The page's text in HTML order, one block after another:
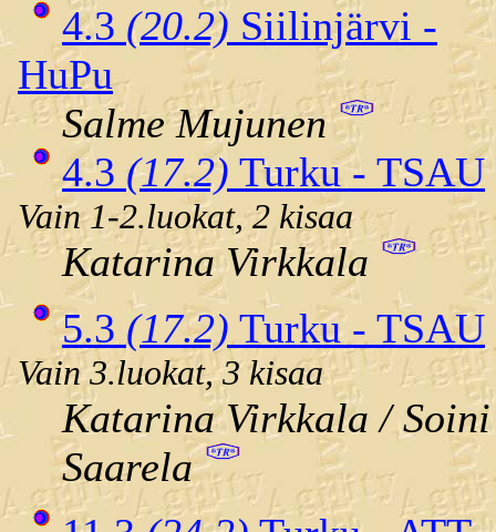
4.3 (20.2) Siilinjärvi -
HuPu
Salme Mujunen
4.3 (17.2) Turku - TSAU
Vain 1-2.luokat, 2 kisaa
Katarina Virkkala
5.3 (17.2) Turku - TSAU
Vain 3.luokat, 3 kisaa
Katarina Virkkala / Soini
Saarela